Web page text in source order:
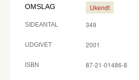
OMSLAG Ukendt
SIDEANTAL 349
UDGIVET 2001
ISBN 87-21-01486-8